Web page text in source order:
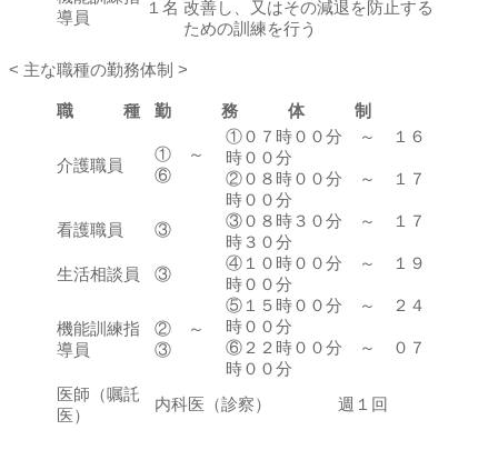
導員
１名 改善し、又はその減退を防止する
ための訓練を行う
< 主な職種の勤務体制 >
職 種 勤 務 体 制
介護職員
① ～
⑥
①０７時００分 ～ １６
時００分
②０８時００分 ～ １７
時００分
③０８時３０分 ～ １７
時３０分
④１０時００分 ～ １９
時００分
⑤１５時００分 ～ ２４
時００分
⑥２２時００分 ～ ０７
時００分
看護職員 ③
生活相談員 ③
機能訓練指
導員
② ～
③
医師（嘱託
医）
内科医（診察） 週１回